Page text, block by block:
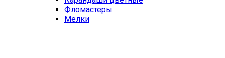
Фломастеры
Мелки